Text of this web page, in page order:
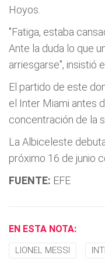
Hoyos.
"Fatiga, estaba
Ante la duda lo que
arriesgarse", insistió
El partido de este
el Inter Miami antes
concentración de la
La Albiceleste
próximo 16 de junio
FUENTE: EFE
EN ESTA NOTA:
LIONEL MESSI